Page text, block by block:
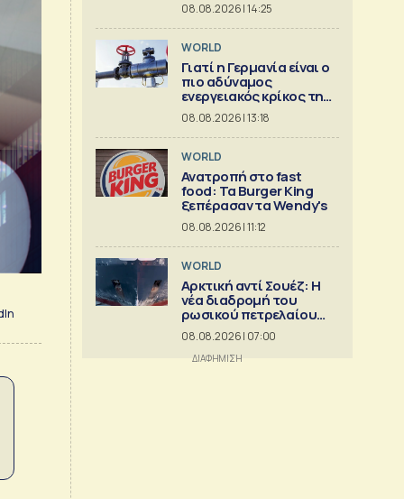
08.08.2026 | 14:25
WORLD
Γιατί η Γερμανία είναι ο
πιο αδύναμος
ενεργειακός κρίκος της
Ευρώπης
08.08.2026 | 13:18
WORLD
Ανατροπή στο fast
food: Τα Burger King
ξεπέρασαν τα Wendy's
08.08.2026 | 11:12
WORLD
Αρκτική αντί Σουέζ: Η
νέα διαδρομή του
ρωσικού πετρελαίου
[Γράφημα]
08.08.2026 | 07:00